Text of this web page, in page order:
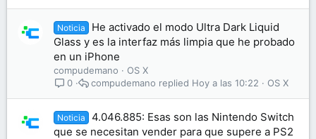
Noticia
He activado el modo Ultra Dark Liquid
Glass y es la interfaz más limpia que he probado
en un iPhone
compudemano
OS X
0
OS X
Hoy a las 10:22
compudemano
Noticia
4.046.885: Esas son las Nintendo Switch
que se necesitan vender para que supere a PS2